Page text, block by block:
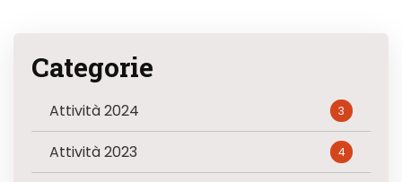
Categorie
Attività 2024 3
Attività 2023 4